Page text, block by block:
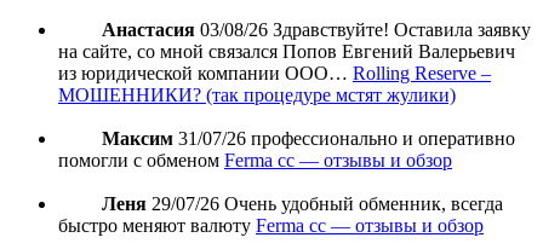
Анастасия 03/08/26 Здравствуйте! Оставила заявку
на сайте, со мной связался Попов Евгений Валерьевич
из юридической компании ООО… Rolling Reserve –
МОШЕННИКИ? (так процедуре мстят жулики)
Максим 31/07/26 профессионально и оперативно
помогли с обменом Ferma cc — отзывы и обзор
Леня 29/07/26 Очень удобный обменник, всегда
быстро меняют валюту Ferma cc — отзывы и обзор